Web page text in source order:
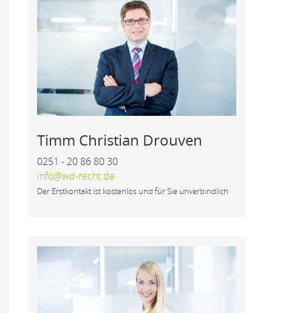
Timm Christian Drouven
0251 - 20 86 80 30
info@wd-recht.de
Der Erstkontakt ist kostenlos und für Sie unverbindlich